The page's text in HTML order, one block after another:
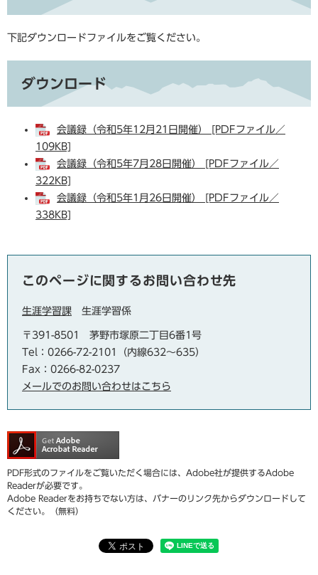
下記ダウンロードファイルをご覧ください。
ダウンロード
会議録（令和5年12月21日開催） [PDFファイル／
109KB]
会議録（令和5年7月28日開催） [PDFファイル／
322KB]
会議録（令和5年1月26日開催） [PDFファイル／
338KB]
このページに関するお問い合わせ先
生涯学習課 生涯学習係
〒391-8501
茅野市塚原二丁目6番1号
Tel：0266-72-2101（内線632～635）
Fax：0266-82-0237
メールでのお問い合わせはこちら
PDF形式のファイルをご覧いただく場合には、Adobe社が提供するAdobe
Readerが必要です。
Adobe Readerをお持ちでない方は、バナーのリンク先からダウンロードして
ください。（無料）